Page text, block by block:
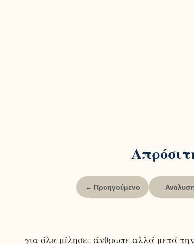
← Προηγούμενο Ανάλυση
για όλα μίλησες άνθρωπε αλλά μετά